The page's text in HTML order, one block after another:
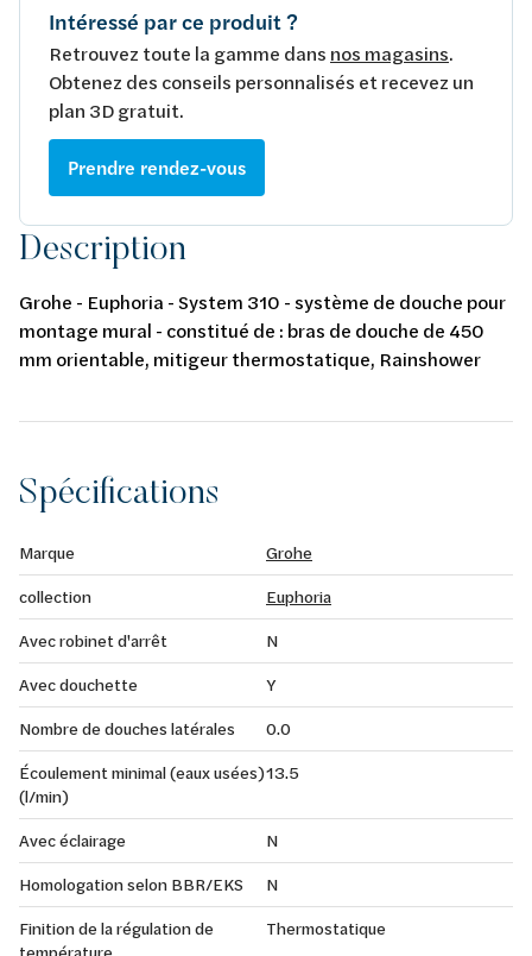
Intéressé par ce produit ?
Retrouvez toute la gamme dans nos magasins.
Obtenez des conseils personnalisés et recevez un
plan 3D gratuit.
Prendre rendez-vous
Description
Grohe - Euphoria - System 310 - système de douche pour
montage mural - constitué de : bras de douche de 450
mm orientable, mitigeur thermostatique, Rainshower
Euphoria Massage 110 - brushed warm sunset
Spécifications
Marque
Grohe
collection
Euphoria
Avec robinet d'arrêt
N
Avec douchette
Y
Nombre de douches latérales
0.0
Écoulement minimal (eaux usées)
(l/min)
13.5
Avec éclairage
N
Homologation selon BBR/EKS
N
Finition de la régulation de
température
Thermostatique